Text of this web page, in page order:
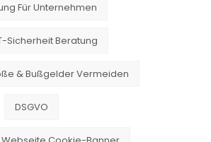
Für Unternehmen
Sicherheit Beratung
& Bußgelder Vermeiden
DSGVO